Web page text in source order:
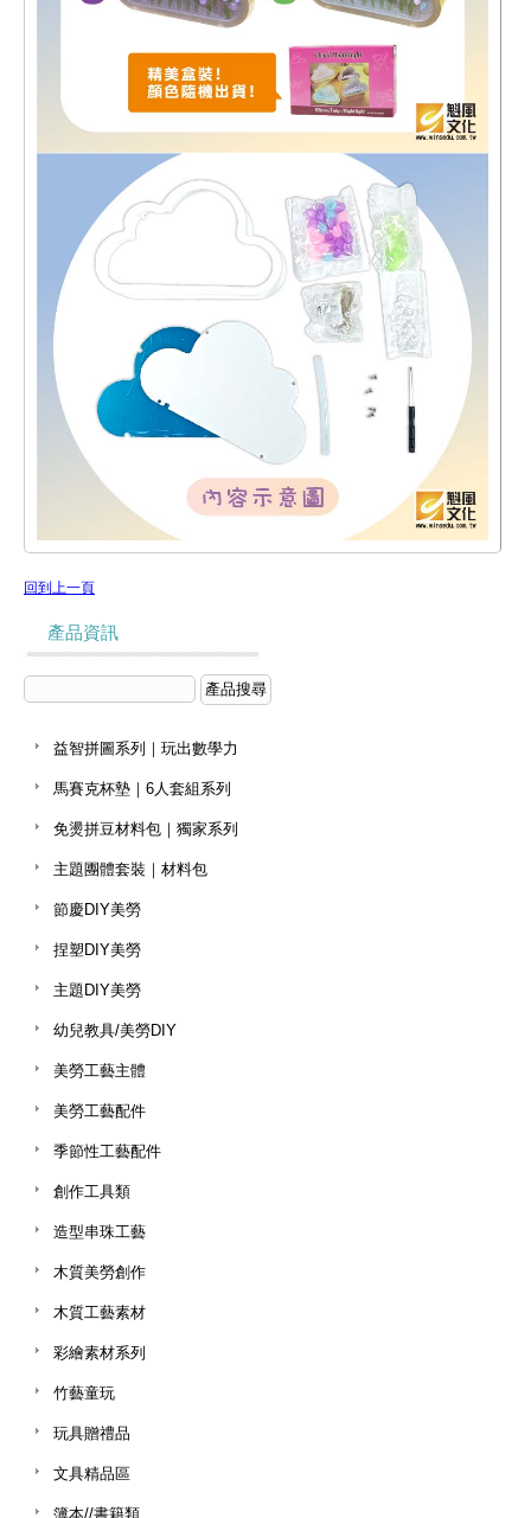
回到上一頁
產品資訊
益智拼圖系列｜玩出數學力
馬賽克杯墊｜6人套組系列
免燙拼豆材料包｜獨家系列
主題團體套裝｜材料包
節慶DIY美勞
捏塑DIY美勞
主題DIY美勞
幼兒教具/美勞DIY
美勞工藝主體
美勞工藝配件
季節性工藝配件
創作工具類
造型串珠工藝
木質美勞創作
木質工藝素材
彩繪素材系列
竹藝童玩
玩具贈禮品
文具精品區
簿本//書籍類